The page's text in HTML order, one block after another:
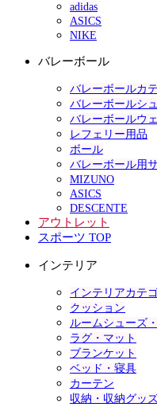
adidas
ASICS
NIKE
バレーボール
バレーボールカ
バレーボールシ
バレーボールウ
レフェリー用品
ボール
バレーボール用
MIZUNO
ASICS
DESCENTE
アウトレット
スポーツ TOP
インテリア
インテリアカテ
クッション
ルームシューズ
ラグ・マット
ブランケット
ベッド・寝具
カーテン
収納・収納グッ